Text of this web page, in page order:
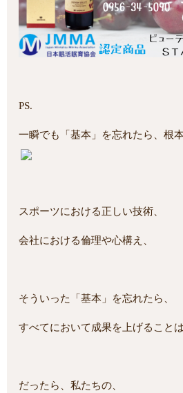
PS.
一瞬でも「基本」を忘れたら、根
スポーツにおける正しい技術、
会社における倫理や心構え、
そういった「基本」を忘れたら、
すべてにおいて成果を上げること
だったら、私たちの、